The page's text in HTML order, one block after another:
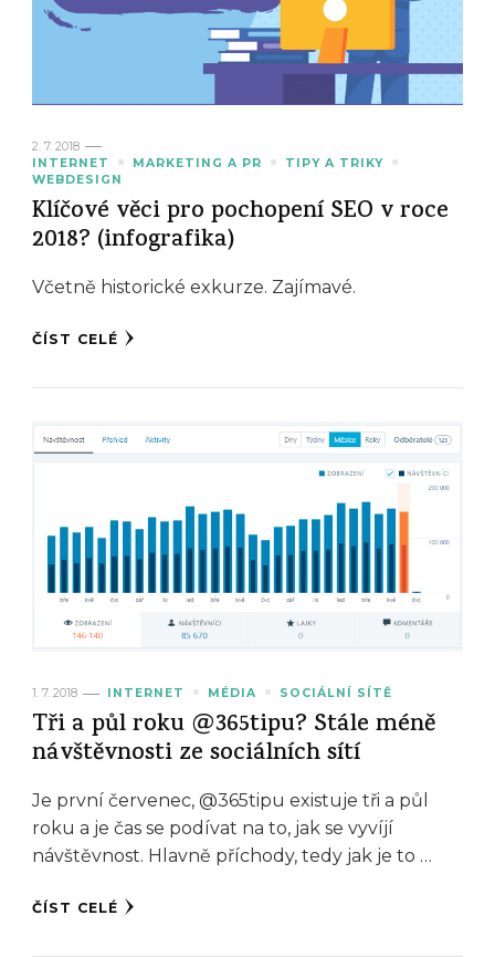
2. 7. 2018
INTERNET
MARKETING A PR
TIPY A TRIKY
WEBDESIGN
Klíčové věci pro pochopení SEO v roce
2018? (infografika)
Včetně historické exkurze. Zajímavé.
ČÍST CELÉ
1. 7. 2018 INTERNET MÉDIA SOCIÁLNÍ SÍTĚ
Tři a půl roku @365tipu? Stále méně
návštěvnosti ze sociálních sítí
Je první červenec, @365tipu existuje tři a půl
roku a je čas se podívat na to, jak se vyvíjí
návštěvnost. Hlavně příchody, tedy jak je to …
ČÍST CELÉ